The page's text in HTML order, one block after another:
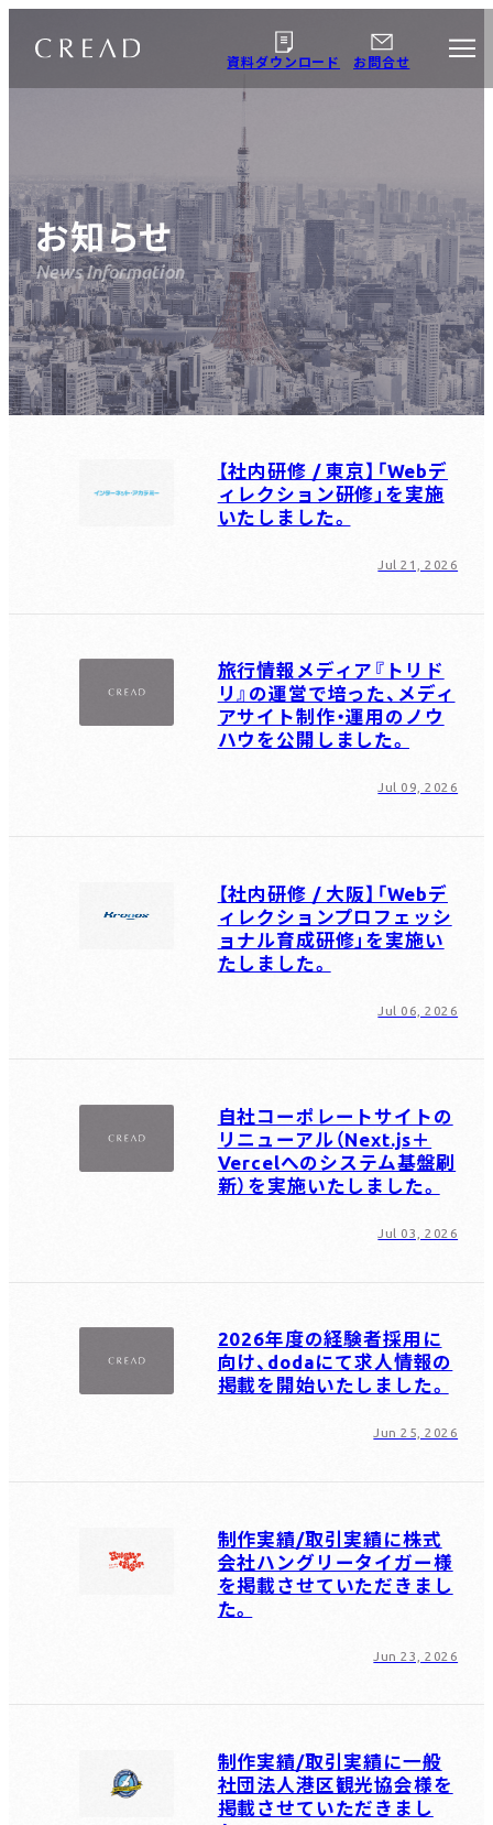
資料ダウンロード お問合せ
Business Details
事業案内
Webサイト制作
ECサイト制作
CMS構築・
WordPress制作・
microCMS制作
オウンドメディア制
作
ステム開発
Contact us
お知らせ
【社内研修 / 東京】「Webデ
ィレクション研修」を実施
いたしました。
Jul 21, 2026
旅行情報メディア『トリド
リ』の運営で培った、メディ
アサイト制作・運用のノウ
ハウを公開しました。
Jul 09, 2026
【社内研修 / 大阪】「Webデ
ィレクションプロフェッシ
ョナル育成研修」を実施い
たしました。
Jul 06, 2026
自社コーポレートサイトの
リニューアル（Next.js＋
Vercelへのシステム基盤刷
新）を実施いたしました。
Jul 03, 2026
2026年度の経験者採用に
向け、dodaにて求人情報の
掲載を開始いたしました。
Jun 25, 2026
制作実績/取引実績に株式
会社ハングリータイガー様
を掲載させていただきまし
た。
Jun 23, 2026
制作実績/取引実績に一般
社団法人港区観光協会様を
掲載させていただきまし